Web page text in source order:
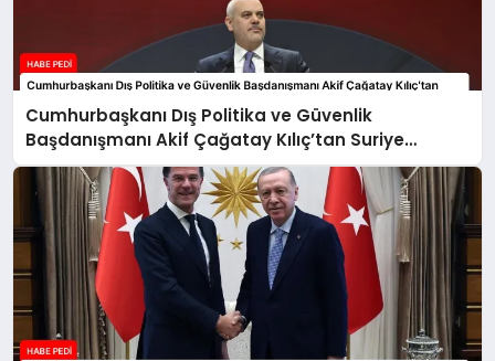
Cumhurbaşkanı Dış Politika ve Güvenlik
Başdanışmanı Akif Çağatay Kılıç’tan Suriye
Panelinde Önemli Açıklamalar